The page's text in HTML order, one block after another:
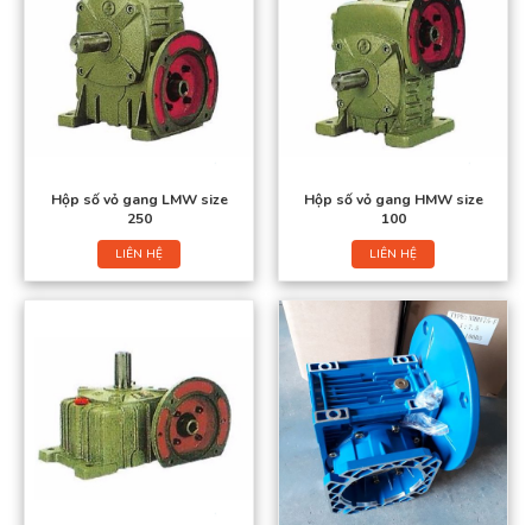
Hộp số vỏ gang LMW size
250
LIÊN HỆ
Hộp số vỏ gang HMW size
100
LIÊN HỆ